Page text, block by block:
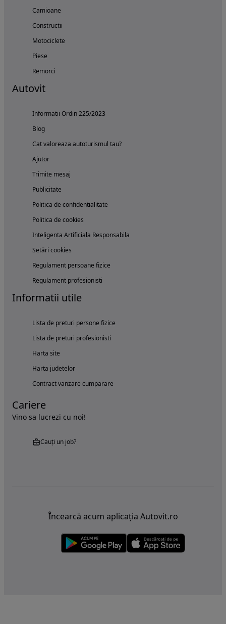
Camioane
Constructii
Motociclete
Piese
Remorci
Autovit
Informatii Ordin 225/2023
Blog
Cat valoreaza autoturismul tau?
Ajutor
Trimite mesaj
Publicitate
Politica de confidentialitate
Politica de cookies
Inteligenta Artificiala Responsabila
Setări cookies
Regulament persoane fizice
Regulament profesionisti
Informatii utile
Lista de preturi persone fizice
Lista de preturi profesionisti
Harta site
Harta judetelor
Contract vanzare cumparare
Cariere
Vino sa lucrezi cu noi!
Cauți un job?
Încearcă acum aplicația Autovit.ro